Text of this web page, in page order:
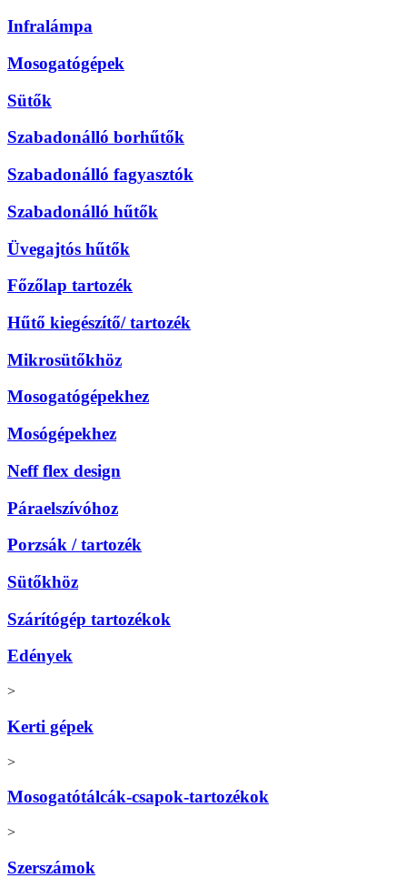
Infralámpa
Mosogatógépek
Sütők
Szabadonálló borhűtők
Szabadonálló fagyasztók
Szabadonálló hűtők
Üvegajtós hűtők
Főzőlap tartozék
Hűtő kiegészítő/ tartozék
Mikrosütőkhöz
Mosogatógépekhez
Mosógépekhez
Neff flex design
Páraelszívóhoz
Porzsák / tartozék
Sütőkhöz
Szárítógép tartozékok
Edények
>
Kerti gépek
>
Mosogatótálcák-csapok-tartozékok
>
Szerszámok